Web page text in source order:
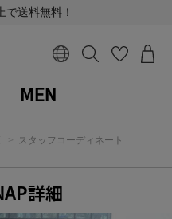
送料無料！
MEN
スタッフコーディネート
詳細